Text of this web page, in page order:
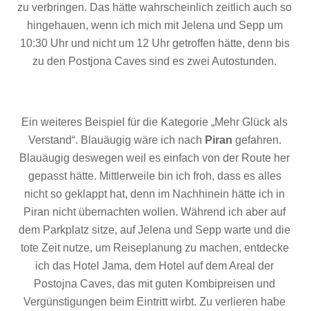
zu verbringen. Das hätte wahrscheinlich zeitlich auch so
hingehauen, wenn ich mich mit Jelena und Sepp um
10:30 Uhr und nicht um 12 Uhr getroffen hätte, denn bis
zu den Postjona Caves sind es zwei Autostunden.
Ein weiteres Beispiel für die Kategorie „Mehr Glück als
Verstand“. Blauäugig wäre ich nach Piran gefahren.
Blauäugig deswegen weil es einfach von der Route her
gepasst hätte. Mittlerweile bin ich froh, dass es alles
nicht so geklappt hat, denn im Nachhinein hätte ich in
Piran nicht übernachten wollen. Während ich aber auf
dem Parkplatz sitze, auf Jelena und Sepp warte und die
tote Zeit nutze, um Reiseplanung zu machen, entdecke
ich das Hotel Jama, dem Hotel auf dem Areal der
Postojna Caves, das mit guten Kombipreisen und
Vergünstigungen beim Eintritt wirbt. Zu verlieren habe